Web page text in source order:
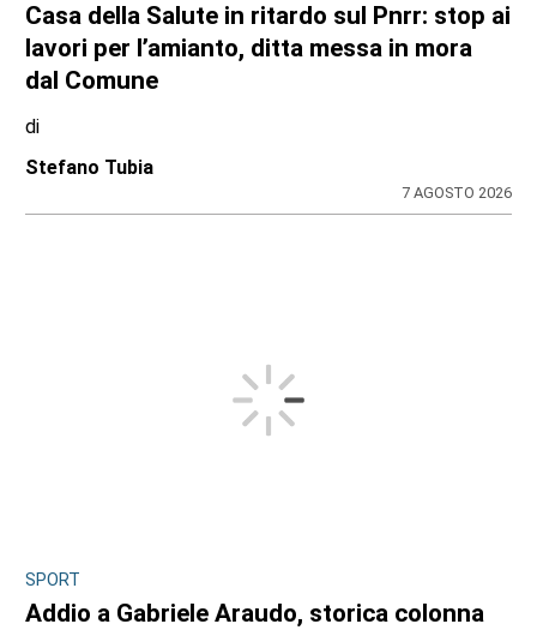
Casa della Salute in ritardo sul Pnrr: stop ai
lavori per l’amianto, ditta messa in mora
dal Comune
di
Stefano Tubia
7 AGOSTO 2026
SPORT
Addio a Gabriele Araudo, storica colonna